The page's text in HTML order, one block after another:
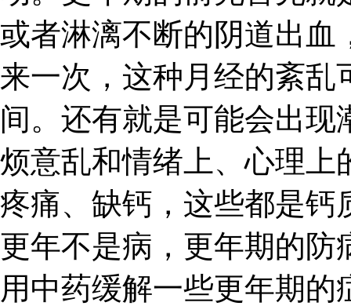
或者淋漓不断的阴道出血
来一次，这种月经的紊乱
间。还有就是可能会出
烦意乱和情绪上、心理上
疼痛、缺钙，这些都是钙
更年不是病，更年期的防
用中药缓解一些更年期